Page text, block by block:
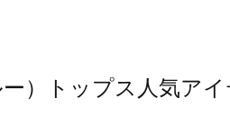
）トップス人気ア